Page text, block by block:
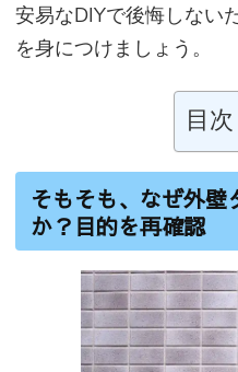
安易なDIYで後悔しない
を身につけましょう。
目次
そもそも、なぜ外壁
か？目的を再確認